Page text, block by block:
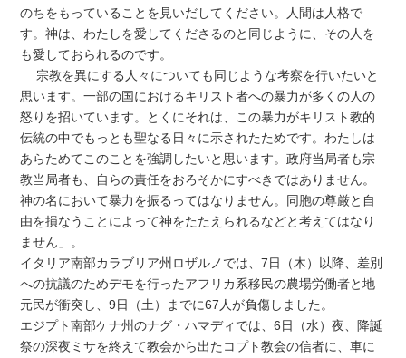
のちをもっていることを見いだしてください。人間は人格で
す。神は、わたしを愛してくださるのと同じように、その人を
も愛しておられるのです。
宗教を異にする人々についても同じような考察を行いたいと
思います。一部の国におけるキリスト者への暴力が多くの人の
怒りを招いています。とくにそれは、この暴力がキリスト教的
伝統の中でもっとも聖なる日々に示されたためです。わたしは
あらためてこのことを強調したいと思います。政府当局者も宗
教当局者も、自らの責任をおろそかにすべきではありません。
神の名において暴力を振るってはなりません。同胞の尊厳と自
由を損なうことによって神をたたえられるなどと考えてはなり
ません」。
イタリア南部カラブリア州ロザルノでは、7日（木）以降、差別
への抗議のためデモを行ったアフリカ系移民の農場労働者と地
元民が衝突し、9日（土）までに67人が負傷しました。
エジプト南部ケナ州のナグ・ハマディでは、6日（水）夜、降誕
祭の深夜ミサを終えて教会から出たコプト教会の信者に、車に